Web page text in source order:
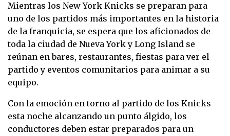
Mientras los New York Knicks se preparan para
uno de los partidos más importantes en la historia
de la franquicia, se espera que los aficionados de
toda la ciudad de Nueva York y Long Island se
reúnan en bares, restaurantes, fiestas para ver el
partido y eventos comunitarios para animar a su
equipo.
Con la emoción en torno al partido de los Knicks
esta noche alcanzando un punto álgido, los
conductores deben estar preparados para un